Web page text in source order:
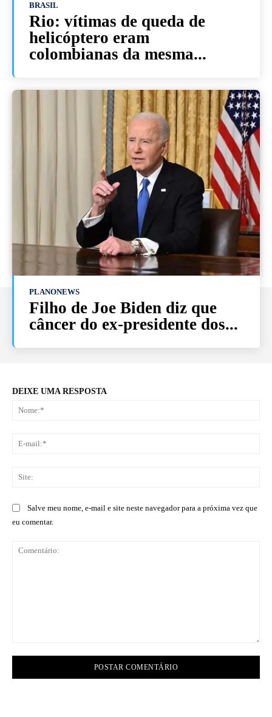
BRASIL
Rio: vítimas de queda de
helicóptero eram
colombianas da mesma...
PLANONEWS
Filho de Joe Biden diz que
câncer do ex-presidente dos...
DEIXE UMA RESPOSTA
Salve meu nome, e-mail e site neste navegador para a próxima vez que
eu comentar.